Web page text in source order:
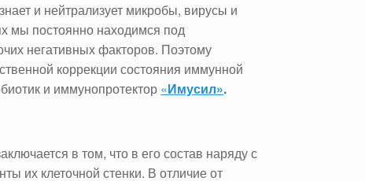
и нейтрализует микробы, вирусы и
мы постоянно находимся под
негативных факторов. Поэтому
коррекции состояния иммунной
и иммунопротектор «Имусил».
в том, что в его состав наряду с
их клеточной стенки. В отличие от